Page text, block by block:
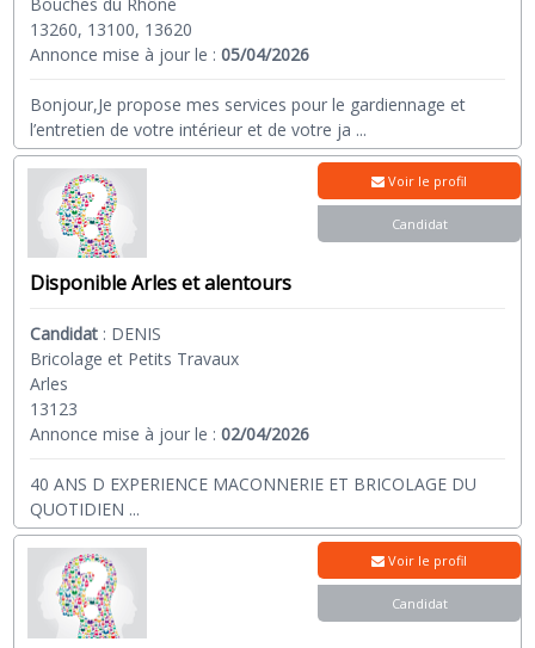
13260, 13100, 13620
Annonce mise à jour le :05/04/2026
Bonjour,Je propose mes services pour le gardiennage et
l’entretien de votre intérieur et de votre ja ...
Disponible Arles et alentours
Candidat : DENIS
Bricolage et Petits Travaux
Arles
13123
Annonce mise à jour le :02/04/2026
40 ANS D EXPERIENCE MACONNERIE ET BRICOLAGE DU
QUOTIDIEN ...
Voir le profil
Candidat
Voir le profil
Candidat